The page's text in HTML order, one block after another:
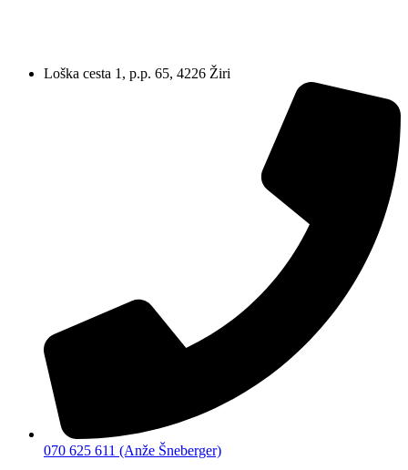
Loška cesta 1, p.p. 65, 4226 Žiri
070 625 611 (Anže Šneberger)